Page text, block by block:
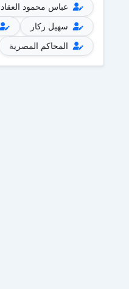
عباس محمود العقاد
سهيل زكار
المحاكم المصرية